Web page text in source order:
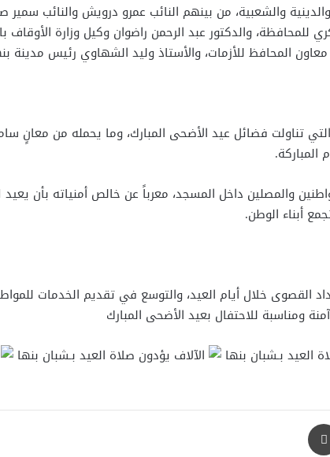
والشعبية، من بينهم النائب عمرو درويش والنائب سمير
والدكتور عبد الرحمن راضوان وكيل وزارة الأوقاف
معاون المحافظ للأزمات، والأستاذ وليد الشهاوي رئيس مدينة
تناولت فضائل عيد الأضحى المبارك، وما يحمله من معانٍ
المباركة.
والمصلين داخل المسجد، معرباً عن خالص أمنياته بأن
أبناء الوطن.
القصوى خلال أيام العيد، والتوسع في تقديم الخدمات
ومناسبة للاحتفال بعيد الأضحى المبارك